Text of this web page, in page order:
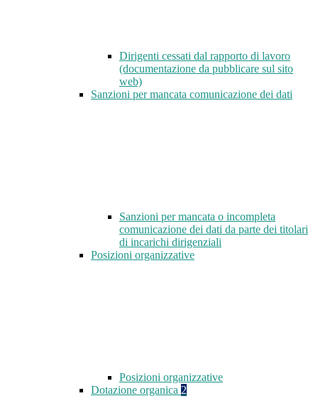
Dirigenti cessati dal rapporto di lavoro
(documentazione da pubblicare sul sito
web)
Sanzioni per mancata comunicazione dei dati
Sanzioni per mancata o incompleta
comunicazione dei dati da parte dei titolari
di incarichi dirigenziali
Posizioni organizzative
Posizioni organizzative
Dotazione organica 2